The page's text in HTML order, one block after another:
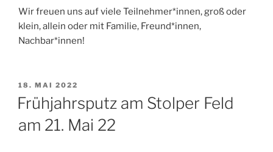
Wir freuen uns auf viele Teilnehmer*innen, groß oder
klein, allein oder mit Familie, Freund*innen,
Nachbar*innen!
VERÖFFENTLICHT
AM
18. MAI 2022
Frühjahrsputz am Stolper Feld
am 21. Mai 22